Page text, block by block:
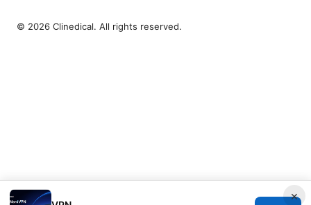
×
© 2026 Clinedical. All rights reserved.